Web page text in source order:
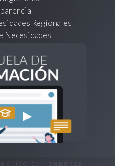
Regionales
Necesidades
DE HONDURAS |